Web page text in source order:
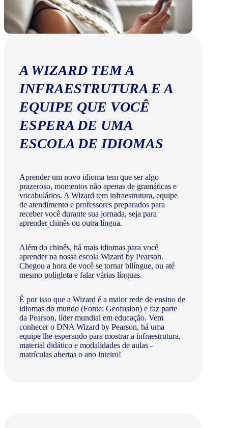
A WIZARD TEM A
INFRAESTRUTURA E A
EQUIPE QUE VOCÊ
ESPERA DE UMA
ESCOLA DE IDIOMAS
Aprender um novo idioma tem que ser algo
prazeroso, momentos não apenas de gramáticas e
vocabulários. A Wizard tem infraestrutura, equipe
de atendimento e professores preparados para
receber você durante sua jornada, seja para
aprender chinês ou outra língua.
Além do chinês, há mais idiomas para você
aprender na nossa escola Wizard by Pearson.
Chegou a hora de você se tornar bilíngue, ou até
mesmo poliglota e falar várias línguas.
É por isso que a Wizard é a maior rede de ensino de
idiomas do mundo (Fonte: Geofusion) e faz parte
da Pearson, líder mundial em educação. Vem
conhecer o DNA Wizard by Pearson, há uma
equipe lhe esperando para mostrar a infraestrutura,
material didático e modalidades de aulas -
matrículas abertas o ano inteiro!